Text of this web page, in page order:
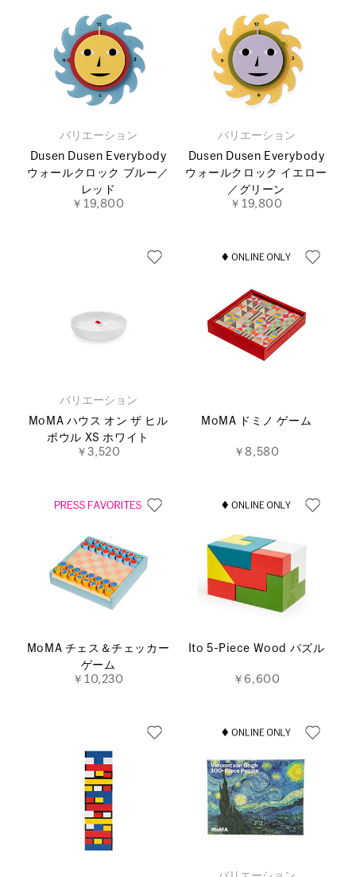
バリエーション
Dusen Dusen Everybody
ウォールクロック ブルー／
レッド
￥19,800
バリエーション
Dusen Dusen Everybody
ウォールクロック イエロー
／グリーン
￥19,800
バリエーション
MoMA ハウス オン ザ ヒル
ボウル XS ホワイト
￥3,520
MoMA ドミノ ゲーム
￥8,580
MoMA チェス＆チェッカー
ゲーム
￥10,230
Ito 5-Piece Wood パズル
￥6,600